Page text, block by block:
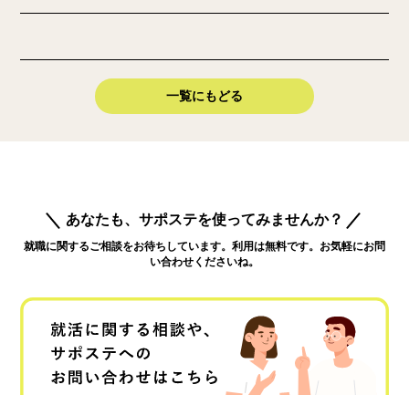
一覧にもどる
あなたも、サポステを使ってみませんか？
就職に関するご相談をお待ちしています。利用は無料です。お気軽にお問
い合わせくださいね。